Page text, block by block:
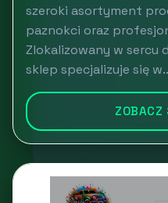
szeroki asortyment
paznokci oraz
Zlokalizowany w sercu
sklep specjalizuje się
ZOBACZ